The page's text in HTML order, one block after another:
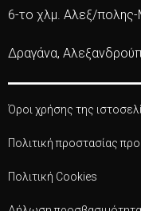
6-το χλμ. Αλεξ/
Δραγάνα,
Όροι χρήσης της
Πολιτική προστασίας
Πολιτική Cookies